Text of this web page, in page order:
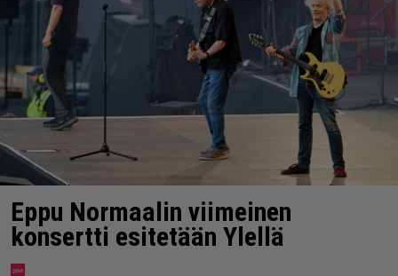
Eppu Normaalin viimeinen
konsertti esitetään Ylellä